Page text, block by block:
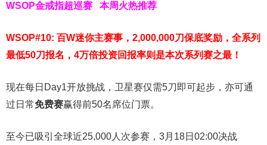
WSOP金戒指超巡赛 本周火热推荐
WSOP#10: 百W迷你主赛事，2,000,000刀保底奖励，全系列
最低50刀报名，4万倍投资回报率则是本次系列赛之最！
现在每日Day1开放挑战，卫星赛仅需5刀即可起步，亦可通
过日常免费赛赢得前50名席位门票。
至今已吸引全球近25,000人次参赛，3月18日02:00决战